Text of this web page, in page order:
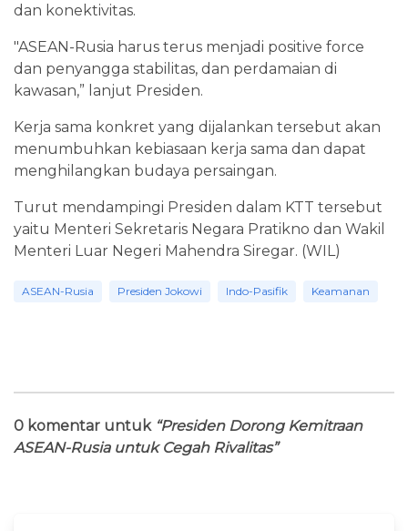
dan konektivitas.
"ASEAN-Rusia harus terus menjadi positive force
dan penyangga stabilitas, dan perdamaian di
kawasan,” lanjut Presiden.
Kerja sama konkret yang dijalankan tersebut akan
menumbuhkan kebiasaan kerja sama dan dapat
menghilangkan budaya persaingan.
Turut mendampingi Presiden dalam KTT tersebut
yaitu Menteri Sekretaris Negara Pratikno dan Wakil
Menteri Luar Negeri Mahendra Siregar. (WIL)
ASEAN-Rusia Presiden Jokowi Indo-Pasifik Keamanan
0 komentar untuk “Presiden Dorong Kemitraan
ASEAN-Rusia untuk Cegah Rivalitas”